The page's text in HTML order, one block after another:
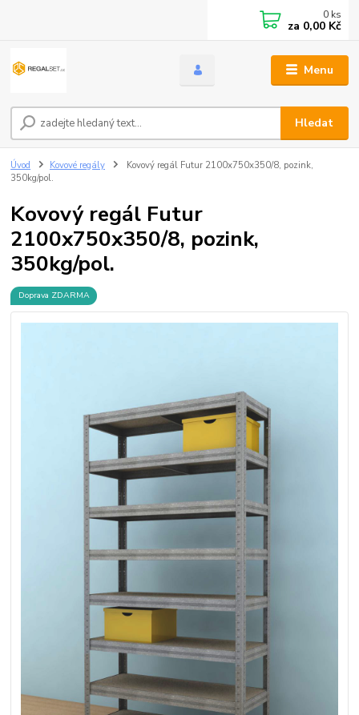
Menu
Hledat
0 ks
za 0,00 Kč
Úvod Kovové regály
Kovový regál Futur 2100x750x350/8, pozink,
350kg/pol.
Kovový regál Futur
2100x750x350/8, pozink,
350kg/pol.
Doprava ZDARMA